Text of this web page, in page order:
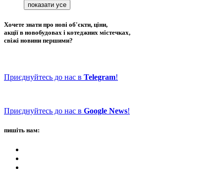
Хочете знати про нові об'єкти, ціни,
акції в новобудовах і котеджних містечках,
свіжі новини першими?
Приєднуйтесь до нас в Telegram!
Приєднуйтесь до нас в Google News!
пишіть нам: